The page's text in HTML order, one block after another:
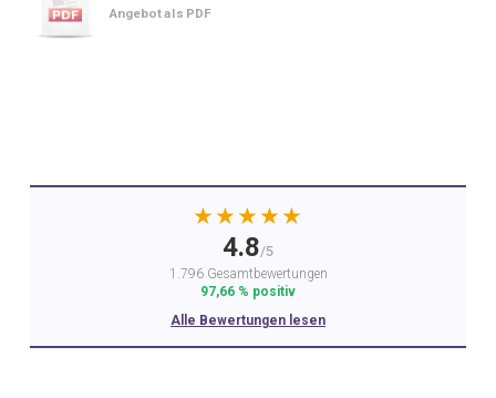
Angebot als PDF
★★★★★
4.8/5
1.796 Gesamtbewertungen
97,66 % positiv
Alle Bewertungen lesen